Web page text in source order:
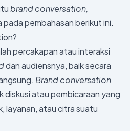
brand conversation,
pembahasan berikut ini.
percakapan atau interaksi
dan audiensnya, baik secara
Brand conversation
diskusi atau pembicaraan yang
layanan, atau citra suatu